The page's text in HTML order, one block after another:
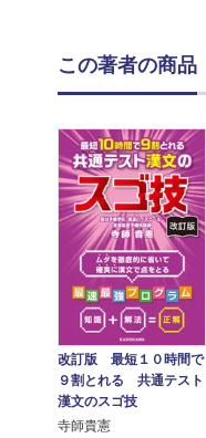
この著者の商品
改訂版 最短１０時間で
９割とれる 共通テスト
漢文のスゴ技
寺師貴憲